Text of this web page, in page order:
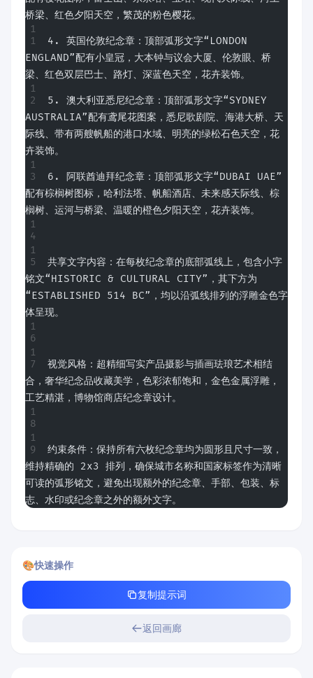
桥梁、红色夕阳天空，繁茂的粉色樱花。
4. 英国伦敦纪念章：顶部弧形文字“LONDON
ENGLAND”配有小皇冠，大本钟与议会大厦、伦敦眼、桥
梁、红色双层巴士、路灯、深蓝色天空，花卉装饰。
5. 澳大利亚悉尼纪念章：顶部弧形文字“SYDNEY
AUSTRALIA”配有鸢尾花图案，悉尼歌剧院、海港大桥、天
际线、带有两艘帆船的港口水域、明亮的绿松石色天空，花
卉装饰。
6. 阿联酋迪拜纪念章：顶部弧形文字“DUBAI UAE”
配有棕榈树图标，哈利法塔、帆船酒店、未来感天际线、棕
榈树、运河与桥梁、温暖的橙色夕阳天空，花卉装饰。
共享文字内容：在每枚纪念章的底部弧线上，包含小字
铭文“HISTORIC & CULTURAL CITY”，其下方为
“ESTABLISHED 514 BC”，均以沿弧线排列的浮雕金色字
体呈现。
视觉风格：超精细写实产品摄影与插画珐琅艺术相结
合，奢华纪念品收藏美学，色彩浓郁饱和，金色金属浮雕，
工艺精湛，博物馆商店纪念章设计。
约束条件：保持所有六枚纪念章均为圆形且尺寸一致，
维持精确的 2x3 排列，确保城市名称和国家标签作为清晰
可读的弧形铭文，避免出现额外的纪念章、手部、包装、标
志、水印或纪念章之外的额外文字。
🎨快速操作
复制提示词
返回画廊